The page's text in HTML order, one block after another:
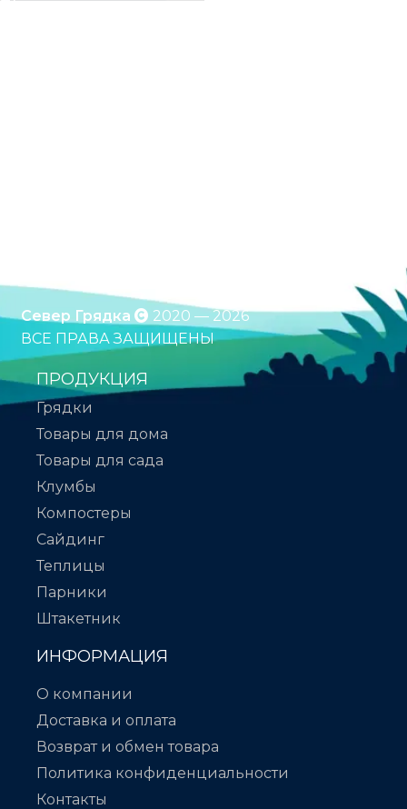
Север Грядка
2020 — 2026
ВСЕ ПРАВА ЗАЩИЩЕНЫ
ПРОДУКЦИЯ
Грядки
Товары для дома
Товары для сада
Клумбы
Компостеры
Сайдинг
Теплицы
Парники
Штакетник
ИНФОРМАЦИЯ
О компании
Доставка и оплата
Возврат и обмен товара
Политика конфиденциальности
Контакты